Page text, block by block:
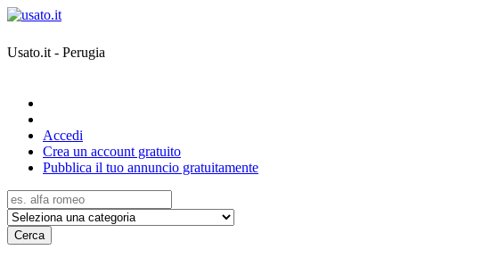
Usato.it - Perugia
Accedi
Crea un account gratuito
Pubblica il tuo annuncio gratuitamente
Cerca